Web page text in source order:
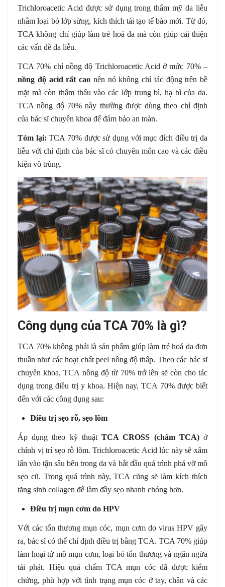
Trichloroacetic Acid được sử dụng trong thẩm mỹ da liễu
nhằm loại bỏ lớp sừng, kích thích tái tạo tế bào mới. Từ đó,
TCA không chỉ giúp làm trẻ hoá da mà còn giúp cải thiện
các vấn đề da liễu.
TCA 70% chỉ nồng độ Trichloroacetic Acid ở mức 70% –
nồng độ acid rất cao nên nó không chỉ tác động trên bề
mặt mà còn thẩm thấu vào các lớp trung bì, hạ bì của da.
TCA nồng độ 70% này thường được dùng theo chỉ định
của bác sĩ chuyên khoa để đảm bảo an toàn.
Tóm lại: TCA 70% được sử dụng với mục đích điều trị da
liễu với chỉ định của bác sĩ có chuyên môn cao và các điều
kiện vô trùng.
Công dụng của TCA 70% là gì?
TCA 70% không phải là sản phẩm giúp làm trẻ hoá da đơn
thuần như các hoạt chất peel nồng độ thấp. Theo các bác sĩ
chuyên khoa, TCA nồng độ từ 70% trở lên sẽ còn cho tác
dụng trong điều trị y khoa. Hiện nay, TCA 70% được biết
đến với các công dụng sau:
Điều trị sẹo rỗ, sẹo lõm
Áp dụng theo kỹ thuậtTCA CROSS (chấm TCA)ở
chính vị trí sẹo rỗ lõm. Trichloroacetic Acid lúc này sẽ xâm
lấn vào tận sâu bên trong da và bắt đầu quá trình phá vỡ mô
sẹo cũ. Trong quá trình này, TCA cũng sẽ làm kích thích
tăng sinh collagen để làm đầy sẹo nhanh chóng hơn.
Điều trị mụn cơm do HPV
Với các tổn thương mụn cóc, mụn cơm do virus HPV gây
ra, bác sĩ có thể chỉ định điều trị bằng TCA. TCA 70% giúp
làm hoại tử mô mụn cơm, loại bỏ tổn thương và ngăn ngừa
tái phát. Hiệu quả chấm TCA mụn cóc đã được kiểm
chứng, phù hợp với tình trạng mụn cóc ở tay, chân và các